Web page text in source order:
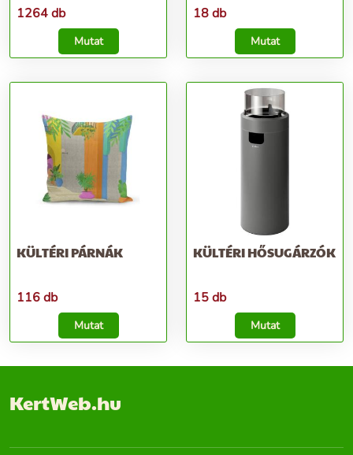
1264 db
Mutat
18 db
Mutat
KÜLTÉRI PÁRNÁK
116 db
Mutat
KÜLTÉRI HŐSUGÁRZÓK
15 db
Mutat
KertWeb.hu